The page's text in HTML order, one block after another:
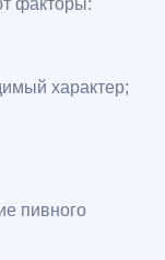
характер;
пивного